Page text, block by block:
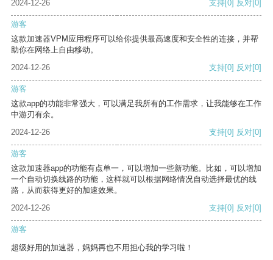
2024-12-26 支持 [0] 反对 [0]
游客
这款加速器VPM应用程序可以给你提供最高速度和安全性的连接，并帮
助你在网络上自由移动。
2024-12-26
支持[0] 反对[0]
游客
这款app的功能非常强大，可以满足我所有的工作需求，让我能够在工作
中游刃有余。
2024-12-26
支持[0] 反对[0]
游客
这款加速器app的功能有点单一，可以增加一些新功能。比如，可以增加
一个自动切换线路的功能，这样就可以根据网络情况自动选择最优的线
路，从而获得更好的加速效果。
2024-12-26
支持[0] 反对[0]
游客
超级好用的加速器，妈妈再也不用担心我的学习啦！